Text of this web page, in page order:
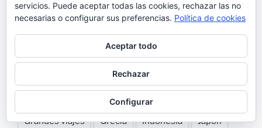
America América Animales Argentina
Asia asia central australia Bolivia Chile
China Ciudades Costa Oeste Costa Rica
Destinos TOP
Europa Galápagos
Grandes viajes Grecia Indonesia Japón
servicios. Puede aceptar todas las cookies, rechazar las no
necesarias o configurar sus preferencias. Política de cookies
Aceptar todo
Rechazar
Configurar